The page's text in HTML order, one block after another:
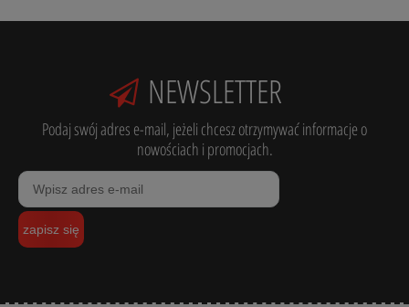
NEWSLETTER
Podaj swój adres e-mail, jeżeli chcesz otrzymywać informacje o
nowościach i promocjach.
zapisz się